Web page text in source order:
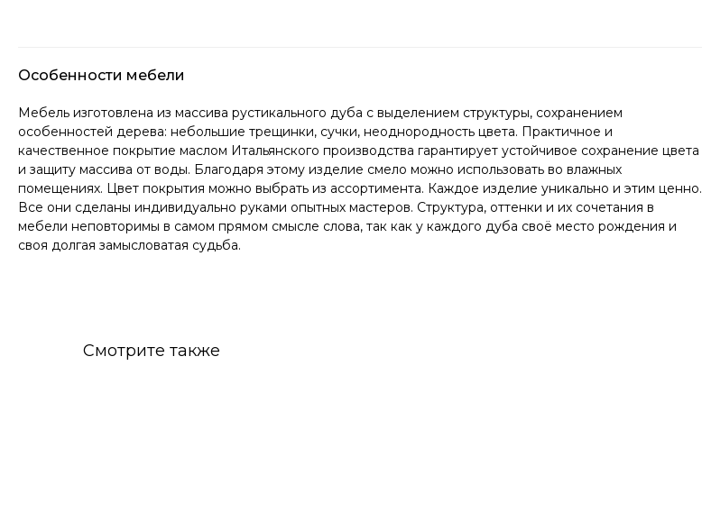
Особенности мебели
Мебель изготовлена из массива рустикального дуба с выделением структуры, сохранением
особенностей дерева: небольшие трещинки, сучки, неоднородность цвета. Практичное и
качественное покрытие маслом Итальянского производства гарантирует устойчивое сохранение цвета
и защиту массива от воды. Благодаря этому изделие смело можно использовать во влажных
помещениях. Цвет покрытия можно выбрать из ассортимента. Каждое изделие уникально и этим ценно.
Все они сделаны индивидуально руками опытных мастеров. Структура, оттенки и их сочетания в
мебели неповторимы в самом прямом смысле слова, так как у каждого дуба своё место рождения и
своя долгая замысловатая судьба.
Смотрите также